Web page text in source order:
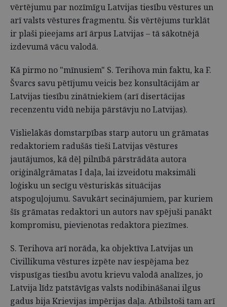
vērtējumu par nozīmīgu Latvijas tiesību vēstures un
arī valsts vēstures fragmentu. Šis vērtējums turklāt
ir plaši pieejams arī ārpus Latvijas – tā sākotnējā
izdevumā vācu valodā.
Kā pirmo no "mīnusiem" S. Terihova min faktu, ka F.
Švarcs savu pētījumu veicis bez konsultācijām ar
Latvijas tiesību zinātniekiem (arī disertācijas
recenzentu vidū nebija pārstāvju no Latvijas).
Vislielākās domstarpības starp autoru un grāmatas
redaktoriem radušās tieši Latvijas vēstures
jautājumos, kā dēļ pilnībā pārstrādāta autora
oriģinālgrāmatas I daļa, lai izveidotu maksimāli
loģisku un secīgu vēsturiskās situācijas
atspoguļojumu. Savu­kārt secinājumiem, par kuriem
šīs grāmatas redaktori un autors nav spējuši panākt
kompromisu, pievienotas redaktora piezīmes.
S. Terihova arī norāda, ka objektīva Latvijas un
Civillikuma vēstures izpēte nav iespējama bez
vispusīgas tiesību avotu krievu valodā analīzes, jo
Latvija līdz patstāvīgas valsts nodibināšanai ilgus
gadus bija Krievijas impērijas daļa. Atbilstoši tam arī